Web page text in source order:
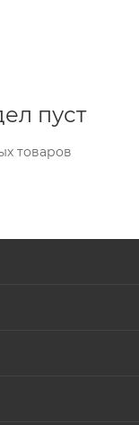
пуст
товаров